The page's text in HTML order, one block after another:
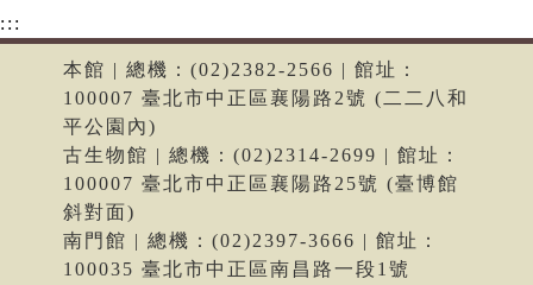
:::
本館 | 總機：(02)2382-2566 | 館址：
100007 臺北市中正區襄陽路2號 (二二八和
平公園內)
古生物館 | 總機：(02)2314-2699 | 館址：
100007 臺北市中正區襄陽路25號 (臺博館
斜對面)
南門館 | 總機：(02)2397-3666 | 館址：
100035 臺北市中正區南昌路一段1號